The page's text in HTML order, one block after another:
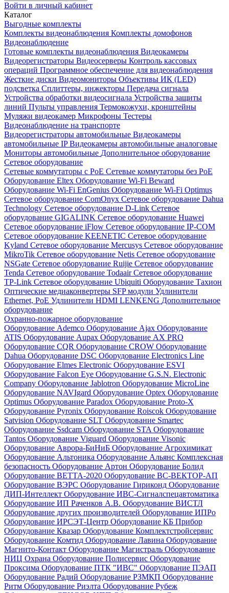
Войти в личный кабинет
Каталог
Выгодные комплекты
Комплекты видеонаблюдения Комплекты домофонов
Видеонаблюдение
Готовые комплекты видеонаблюдения Видеокамеры
Видеорегистраторы Видеосерверы Контроль кассовых
операций Программное обеспечение для видеонаблюдения
Жесткие диски Видеомониторы Объективы ИК (LED)
подсветка Сплиттеры, инжекторы Передача сигнала
Устройства обработки видеосигнала Устройства защиты
линий Пульты управления Термокожухи, кронштейны
Муляжи видеокамер Микрофоны Тестеры
Видеонаблюдение на транспорте
Видеорегистраторы автомобильные Видеокамеры
автомобильные IPВидеокамеры автомобильные аналоговые
Мониторы автомобильные Дополнительное оборудование
Сетевое оборудование
Сетевые коммутаторы с РоЕ Сетевые коммутаторы без РоЕ
Оборудование Eltex Оборудование Wi-Fi Beward
Оборудование Wi-Fi EnGenius Оборудование Wi-Fi Optimus
Сетевое оборудование ComOnyx Сетевое оборудование Dahua
Technology Сетевое оборудование D-Link Сетевое
оборудование GIGALINK Сетевое оборудование Huawei
Сетевое оборудование iFlow Сетевое оборудование IP-COM
Сетевое оборудование KEENETIC Сетевое оборудование
Kyland Сетевое оборудование Mercusys Сетевое оборудование
MikroTik Сетевое оборудование Netis Сетевое оборудование
NSGate Сетевое оборудование Ruijie Сетевое оборудование
Tenda Сетевое оборудование TodaairСетевое оборудование
TP-Link Сетевое оборудование Ubiquiti Оборудование Тахион
Оптические медиаконвертеры SFP модули Удлинители
Ethernet, PoE Удлинители HDMI LENKENG Дополнительное
оборудование
Охранно-пожарное оборудование
Оборудование Ademco Оборудование Ajax Оборудование
ATIS Оборудование Aupax Оборудование AX PRO
Оборудование CQR Оборудование CROW Оборудование
Dahua Оборудование DSC Оборудование Electronics Line
Оборудование Elmes Electronic Оборудование ESVI
Оборудование Falcon Eye Оборудование G.S.N. Electronic
Company Оборудование Jablotron Оборудование MicroLine
Оборудование NAVIgard Оборудование Optex Оборудование
Optimus Оборудование Paradox Оборудование Proto-X
Оборудование Pyronix Оборудование Roiscok Оборудование
Satvision Оборудование SLT Оборудование Smartec
Оборудование Ssdcam Оборудование STA Оборудование
Tantos Оборудование Viguard Оборудование Visonic
Оборудование Аврора-БиНиБ Оборудование Агрохимикат
Оборудование Альтоника Оборудование Альянс Комплексная
безопасность Оборудование Артон Оборудование Болид
Оборудование ВЕТТА-2020 Оборудование ВС-ВЕКТОР-АП
Оборудование ВЭРС Оборудование Гириконд Оборудование
ДИП-Интеллект Оборудование ИВС-Сигналспецавтоматика
Оборудование ИП Раченков А.В. Оборудование ВИСТЛ
Оборудование других производителей Оборудование ИПРо
Оборудование ИРСЭТ-Центр Оборудование КБ Прибор
Оборудование Квазар Оборудование Комплектстройсервис
Оборудование Комтид Оборудование Лавина Оборудование
Магнито-Контакт Оборудование Магистраль Оборудование
НИЦ Охрана Оборудование Полисервис Оборудование
Проксима Оборудование ПТК "ИВС" Оборудование ПЭАП
Оборудование Радий Оборудование РЗМКП Оборудование
Ритм Оборудование Риэлта Оборудование Рубеж